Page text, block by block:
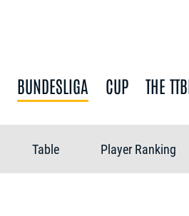
BUNDESLIGA CUP THE
Table Player Ranking